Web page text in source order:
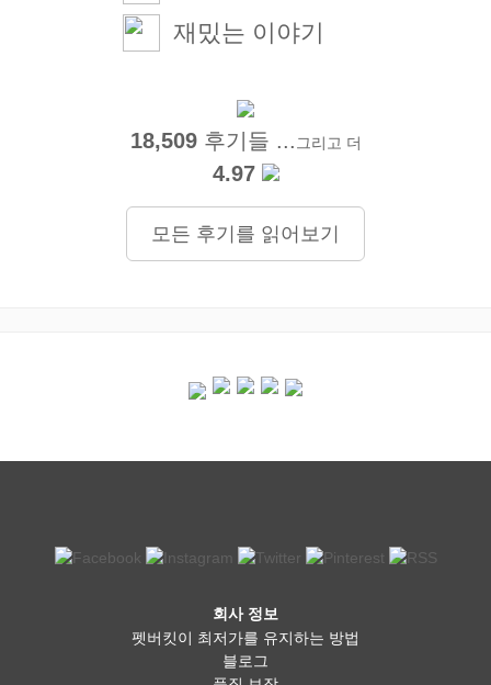
재밌는 이야기
18,509후기들 ... 그리고 더
4.97
모든 후기를 읽어보기
회사 정보
펫버킷이 최저가를 유지하는 방법
블로그